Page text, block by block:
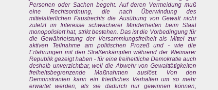
Personen oder Sachen begeht. Auf deren Vermeidung muß
eine Rechtsordnung, die nach Überwindung des
mittelalterlichen Faustrechts die Ausübung von Gewalt nicht
zuletzt im Interesse schwächerer Minderheiten beim Staat
monopolisiert hat, strikt bestehen. Das ist die Vorbedingung für
die Gewährleistung der Versammlungsfreiheit als Mittel zur
aktiven Teilnahme am politischen Prozeß und - wie die
Erfahrungen mit den Straßenkämpfen während der Weimarer
Republik gezeigt haben - für eine freiheitliche Demokratie auch
deshalb unverzichtbar, weil die Abwehr von Gewalttätigkeiten
freiheitsbegrenzende Maßnahmen auslöst. Von den
Demonstranten kann ein friedliches Verhalten um so mehr
erwartet werden, als sie dadurch nur gewinnen können,